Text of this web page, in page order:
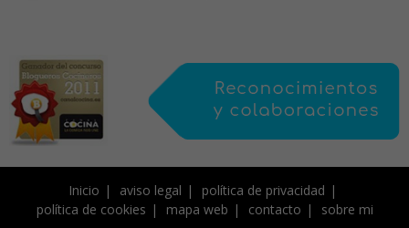
Inicio aviso legal
política de privacidad
política de cookies
mapa web contacto sobre mi